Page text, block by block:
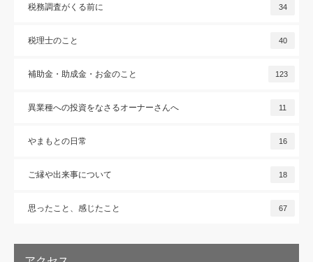
税務調査がくる前に 34
税理士のこと 40
補助金・助成金・お金のこと 123
異業種への投資をなさるオーナーさんへ 11
やまもとの日常 16
ご縁や出来事について 18
思ったこと、感じたこと 67